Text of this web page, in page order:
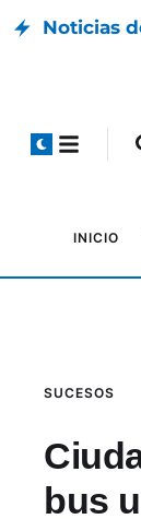
Noticias
INICIO
SUCESOS
bus